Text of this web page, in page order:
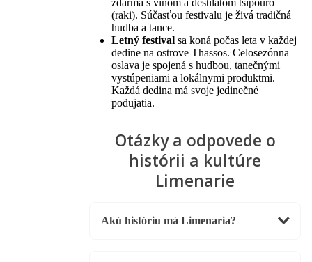
(raki). Súčasťou festivalu je živá tradičná
hudba a tance.
Letný festival sa koná počas leta v každej
dedine na ostrove Thassos. Celosezónna
oslava je spojená s hudbou, tanečnými
vystúpeniami a lokálnymi produktmi.
Každá dedina má svoje jedinečné
podujatia.
Otázky a odpovede o
histórii a kultúre
Limenarie
Akú históriu má Limenaria?